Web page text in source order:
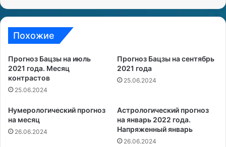
Похожие
Прогноз Бацзы на июль
2021 года. Месяц
контрастов
25.06.2024
Прогноз Бацзы на сентябрь
2021 года
25.06.2024
Нумерологический прогноз
на месяц
26.06.2024
Астрологический прогноз
на январь 2022 года.
Напряженный январь
26.06.2024